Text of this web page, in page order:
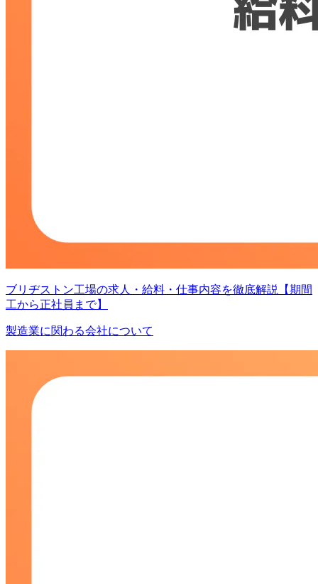
ブリヂストン工場の求人・給料・仕事内容を徹底解説【期間
工から正社員まで】
製造業に関わる会社について